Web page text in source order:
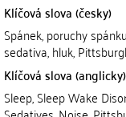
Klíčová slova (česky)
Spánek, poruchy
sedativa, hluk,
Klíčová slova (anglicky)
Sleep, Sleep Wake